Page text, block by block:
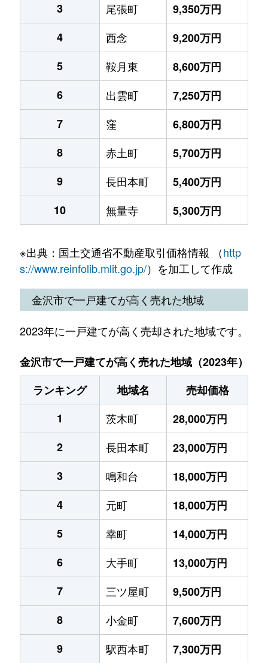
3
尾張町
9,350万円
4
西念
9,200万円
5
鞍月東
8,600万円
6
出雲町
7,250万円
7
窪
6,800万円
8
赤土町
5,700万円
9
長田本町
5,400万円
10
無量寺 5,300万円
※出典：国土交通省不動産取引価格情報 （http
s://www.reinfolib.mlit.go.jp/）を加工して作成
金沢市で一戸建てが高く売れた地域
2023年に一戸建てが高く売却された地域です。
金沢市で一戸建てが高く売れた地域（2023年）
ランキング
地域名
売却価格
1
茨木町
28,000万円
2
長田本町
23,000万円
3
鳴和台
18,000万円
4
元町
18,000万円
5
幸町
14,000万円
6
大手町
13,000万円
7
三ツ屋町
9,500万円
8
小金町
7,600万円
9
駅西本町
7,300万円